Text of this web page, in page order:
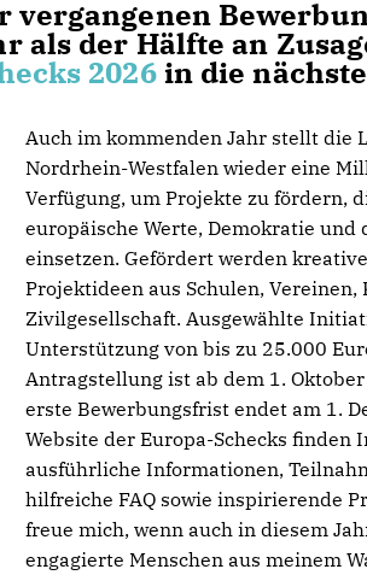
vergangenen
als der Hälfte an
2026in die
Auch im kommenden Jahr stellt die
Nordrhein-Westfalen wieder eine
Verfügung, um Projekte zu fördern,
europäische Werte, Demokratie und
einsetzen. Gefördert werden
Projektideen aus Schulen,
Zivilgesellschaft. Ausgewählte
Unterstützung von bis zu 25.000
Antragstellung ist ab dem 1.
erste Bewerbungsfrist endet am 1.
Website der Europa-Schecks finden
ausführliche Informationen,
hilfreiche FAQ sowie inspirierende
freue mich, wenn auch in diesem
engagierte Menschen aus meinem